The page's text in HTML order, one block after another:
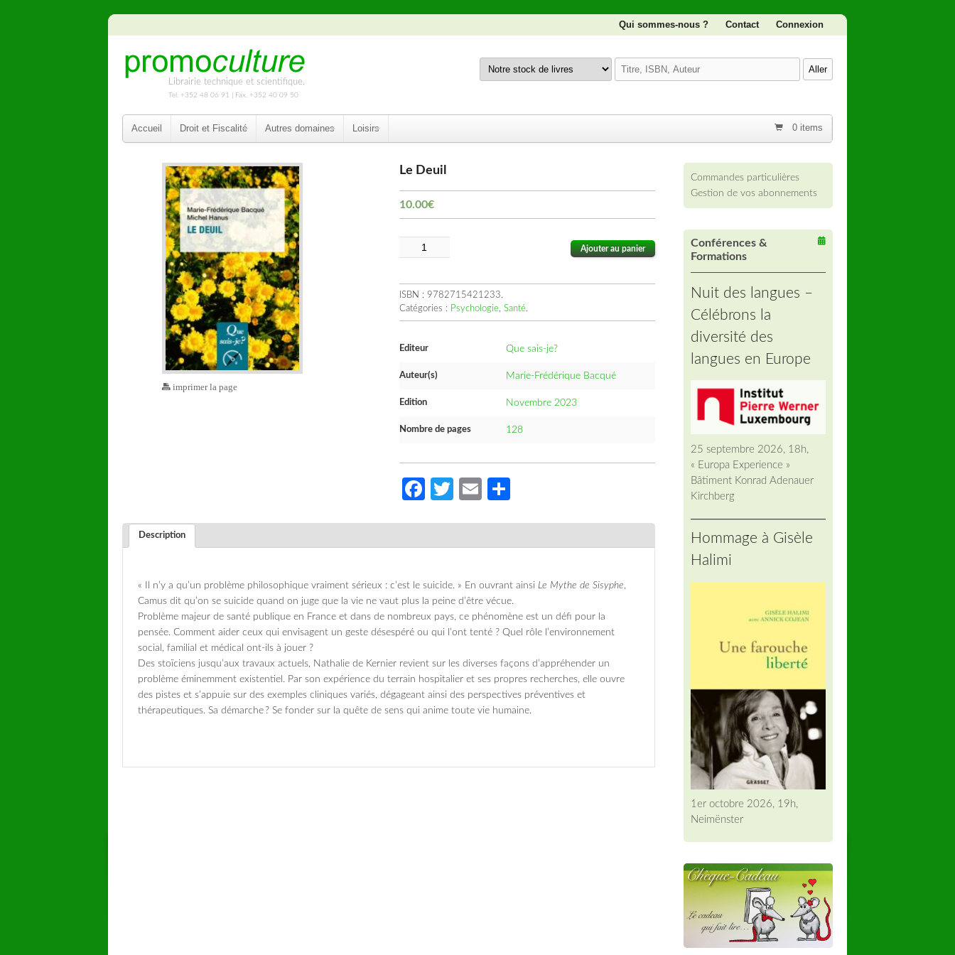
Qui sommes-nous ? Contact Connexion
Librairie technique et scientifique.
Tel. +352 48 06 91 | Fax. +352 40 09 50
0 items
Accueil Droit et Fiscalité Autres domaines Loisirs
imprimer la page
Le Deuil
10.00€
Ajouter au panier
ISBN : 9782715421233.
Catégories : Psychologie, Santé.
Editeur Que sais-je?
Auteur(s) Marie-Frédérique Bacqué
Edition Novembre 2023
Nombre de pages 128
Facebook
Twitter
Email
Description
« Il n’y a qu’un problème philosophique vraiment sérieux : c’est le suicide. » En ouvrant ainsi Le Mythe de Sisyphe
Camus dit qu’on se suicide quand on juge que la vie ne vaut plus la peine d’être vécue.
Problème majeur de santé publique en France et dans de nombreux pays, ce phénomène est un défi pour la
pensée. Comment aider ceux qui envisagent un geste désespéré ou qui l’ont tenté ? Quel rôle l’environnement
social, familial et médical ont-ils à jouer ?
Des stoïciens jusqu’aux travaux actuels, Nathalie de Kernier revient sur les diverses façons d’appréhender un
problème éminemment existentiel. Par son expérience du terrain hospitalier et ses propres recherches, elle ouvre
des pistes et s’appuie sur des exemples cliniques variés, dégageant ainsi des perspectives préventives et
thérapeutiques. Sa démarche ? Se fonder sur la quête de sens qui anime toute vie humaine.
Commandes particulières
Gestion de vos abonnements
Conférences &
Formations
Nuit des langues –
Célébrons la
diversité des
langues en Europe
25 septembre 2026, 18h,
« Europa Experience »
Bâtiment Konrad Adenauer
Kirchberg
Hommage à Gisèle
Halimi
1er octobre 2026, 19h,
Neimënster